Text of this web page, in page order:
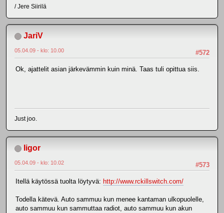
/ Jere Siirilä
JariV
#572
05.04.09 - klo: 10.00
Ok, ajattelit asian järkevämmin kuin minä. Taas tuli opittua siis.
Just joo.
Iigor
#573
05.04.09 - klo: 10.02
Itellä käytössä tuolta löytyvä: http://www.rckillswitch.com/
Todella kätevä. Auto sammuu kun menee kantaman ulkopuolelle,
auto sammuu kun sammuttaa radiot, auto sammuu kun akun